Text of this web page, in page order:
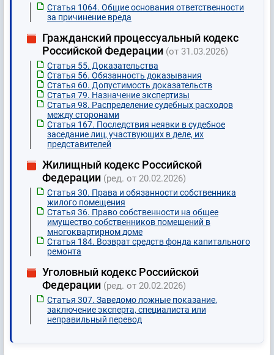
Статья 1064. Общие основания ответственности
за причинение вреда
Гражданский процессуальный кодекс
Российской Федерации (от 31.03.2026)
Статья 55. Доказательства
Статья 56. Обязанность доказывания
Статья 60. Допустимость доказательств
Статья 79. Назначение экспертизы
Статья 98. Распределение судебных расходов
между сторонами
Статья 167. Последствия неявки в судебное
заседание лиц, участвующих в деле, их
представителей
Жилищный кодекс Российской
Федерации (ред. от 20.02.2026)
Статья 30. Права и обязанности собственника
жилого помещения
Статья 36. Право собственности на общее
имущество собственников помещений в
многоквартирном доме
Статья 184. Возврат средств фонда капитального
ремонта
Уголовный кодекс Российской
Федерации (ред. от 20.02.2026)
Статья 307. Заведомо ложные показание,
заключение эксперта, специалиста или
неправильный перевод